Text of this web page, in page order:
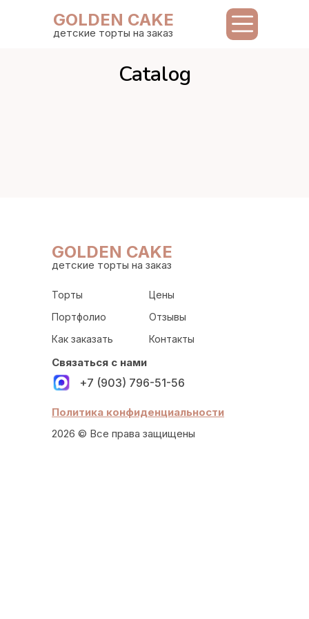
GOLDEN CAKE
детские торты на заказ
Catalog
Контакты
Отзывы
Цены
Как заказать
Портфолио
Торты
Политика конфиденциальности
2026 © Все права защищены
+7 (903) 796-51-56
Связаться с нами
GOLDEN CAKE
детские торты на заказ